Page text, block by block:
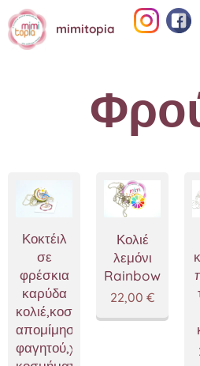
mimitopia
Κοκτέιλ
σε
φρέσκια
καρύδα
κολιέ,κοσμήματα
απομίμησης
φαγητού,χειροποίητα
Κολιέ
λεμόνι
Rainbow
22,00 €